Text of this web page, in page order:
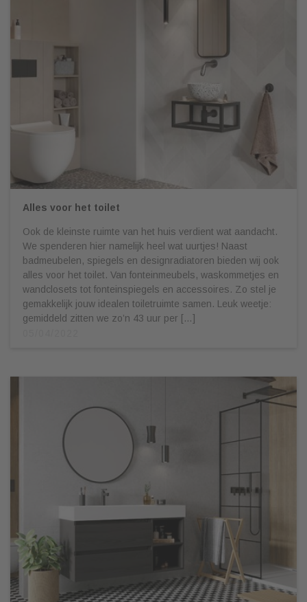
Alles voor het toilet
Ook de kleinste ruimte van het huis verdient wat aandacht.
We spenderen hier namelijk heel wat uurtjes! Naast
badmeubelen, spiegels en designradiatoren bieden wij ook
alles voor het toilet. Van fonteinmeubels, waskommetjes en
wandclosets tot fonteinspiegels en accessoires. Zo stel je
gemakkelijk jouw idealen toiletruimte samen. Leuk weetje:
gemiddeld zitten we zo’n 43 uur per […]